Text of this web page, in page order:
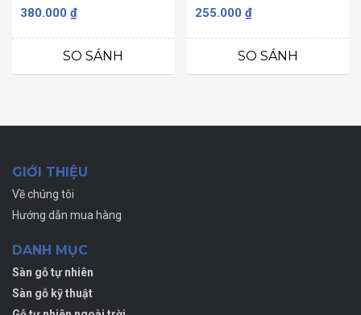
Được
hạng
sao
380.000 ₫
SO SÁNH
Được
hạng
sao
255.000₫
SO SÁNH
GIỚI THIỆU
Về chúng tôi
Hướng dẫn mua hàng
DANH MỤC
Sàn gỗ tự nhiên
Sàn gỗ kỹ thuật